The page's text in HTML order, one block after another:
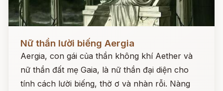
Nữ thần lười biếng Aergia
Aergia, con gái của thần không khí Aether và
nữ thần đất mẹ Gaia, là nữ thần đại diện cho
tính cách lười biếng, thờ ơ và nhàn rỗi. Nàng